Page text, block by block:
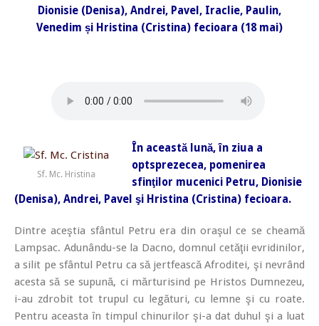
Dionisie (Denisa), Andrei, Pavel, Iraclie, Paulin,
Venedim și Hristina (Cristina) fecioara (18 mai)
Sf. Mc. Hristina
În această lună, în ziua a
optsprezecea, pomenirea
sfinţilor mucenici Petru, Dionisie
(Denisa), Andrei, Pavel şi Hristina (Cristina) fecioara.
Dintre aceştia sfântul Petru era din oraşul ce se cheamă
Lampsac. Adunându-se la Dacno, domnul cetăţii evridinilor,
a silit pe sfântul Petru ca să jertfească Afroditei, şi nevrând
acesta să se supună, ci mărturisind pe Hristos Dumnezeu,
i-au zdrobit tot trupul cu legături, cu lemne şi cu roate.
Pentru aceasta în timpul chinurilor şi-a dat duhul şi a luat